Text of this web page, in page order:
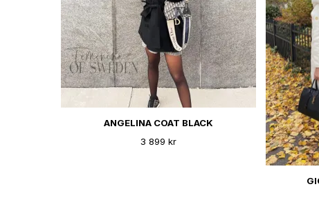
ANGELINA COAT BLACK
3 899 kr